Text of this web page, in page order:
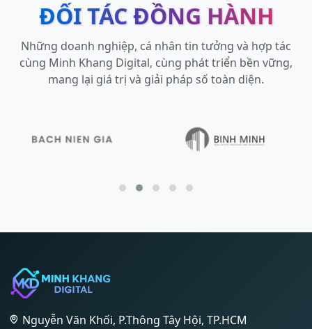
ĐỐI TÁC ĐỒNG HÀNH
Những doanh nghiệp, cá nhân tin tưởng và hợp tác
cùng Minh Khang Digital, cùng phát triển bền vững,
mang lại giá trị và giải pháp số toàn diện.
Nguyễn Văn Khối, P.Thông Tây Hội, TP.HCM